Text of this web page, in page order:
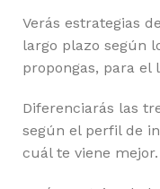
Verás estrategias
largo plazo según
propongas, para el
Diferenciarás las
según el perfil de
cuál te viene mejor.